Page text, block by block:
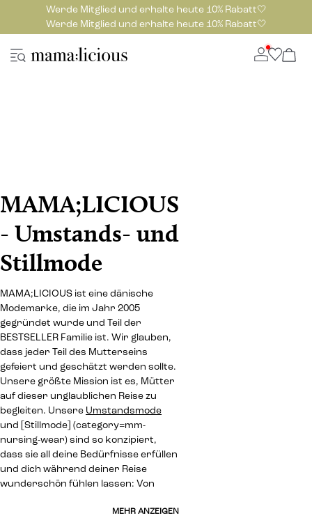
Werde Mitglied und erhalte heute 10% Rabatt🤍
Werde Mitglied und erhalte heute 10% Rabatt🤍
MAMA;LICIOUS
- Umstands- und
Stillmode
MAMA;LICIOUS ist eine dänische
Modemarke, die im Jahr 2005
gegründet wurde und Teil der
BESTSELLER Familie ist. Wir glauben,
dass jeder Teil des Mutterseins
gefeiert und geschätzt werden sollte.
Unsere größte Mission ist es, Mütter
auf dieser unglaublichen Reise zu
begleiten. Unsere Umstandsmode
und [Stillmode] (category=mm-
nursing-wear) sind so konzipiert,
dass sie all deine Bedürfnisse erfüllen
und dich während deiner Reise
wunderschön fühlen lassen: Von
MEHR ANZEIGEN